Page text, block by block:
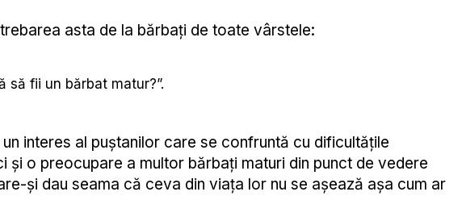
asta de la bărbați de toate vârstele:
să fii un bărbat matur?”.
interes al puștanilor care se confruntă cu dificultățile
și o preocupare a multor bărbați maturi din punct de vedere
și dau seama că ceva din viața lor nu se așează așa cum ar